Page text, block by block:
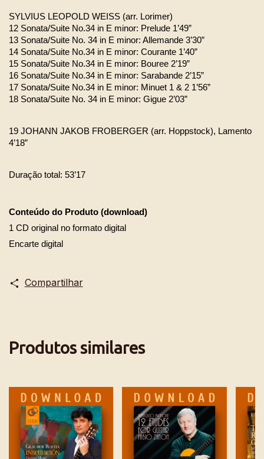
SYLVIUS LEOPOLD WEISS (arr. Lorimer)
12 Sonata/Suite No.34 in E minor: Prelude 1’49”
13 Sonata/Suite No. 34 in E minor: Allemande 3’30”
14 Sonata/Suite No.34 in E minor: Courante 1’40”
15 Sonata/Suite No.34 in E minor: Bouree 2’19”
16 Sonata/Suite No.34 in E minor: Sarabande 2’15”
17 Sonata/Suite No.34 in E minor: Minuet 1 & 2 1’56”
18 Sonata/Suite No. 34 in E minor: Gigue 2’03”
19 JOHANN JAKOB FROBERGER (arr. Hoppstock), Lamento
4’18”
Duração total: 53’17
Conteúdo do Produto (download)
1 CD original no formato digital
Encarte digital
Compartilhar
Produtos similares